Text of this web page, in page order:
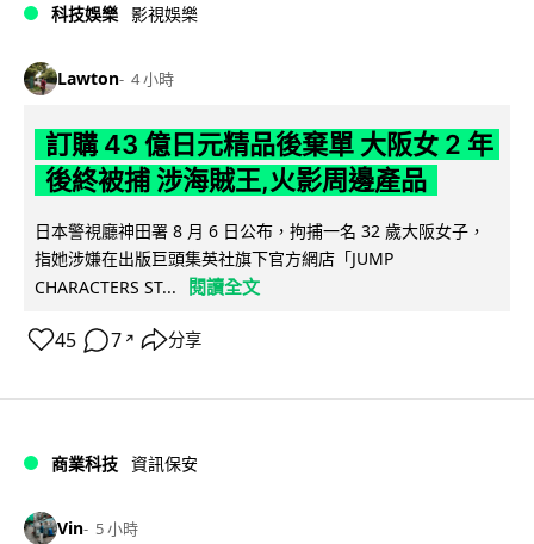
科技娛樂 影視娛樂
Lawton 4 小時
訂購 43 億日元精品後棄單 大阪女 2 年
後終被捕 涉海賊王,火影周邊產品
日本警視廳神田署 8 月 6 日公布，拘捕一名 32 歲大阪女子，
指她涉嫌在出版巨頭集英社旗下官方網店「JUMP
CHARACTERS ST...
閱讀全文
45 7 ↗ 分享
商業科技 資訊保安
Vin 5 小時